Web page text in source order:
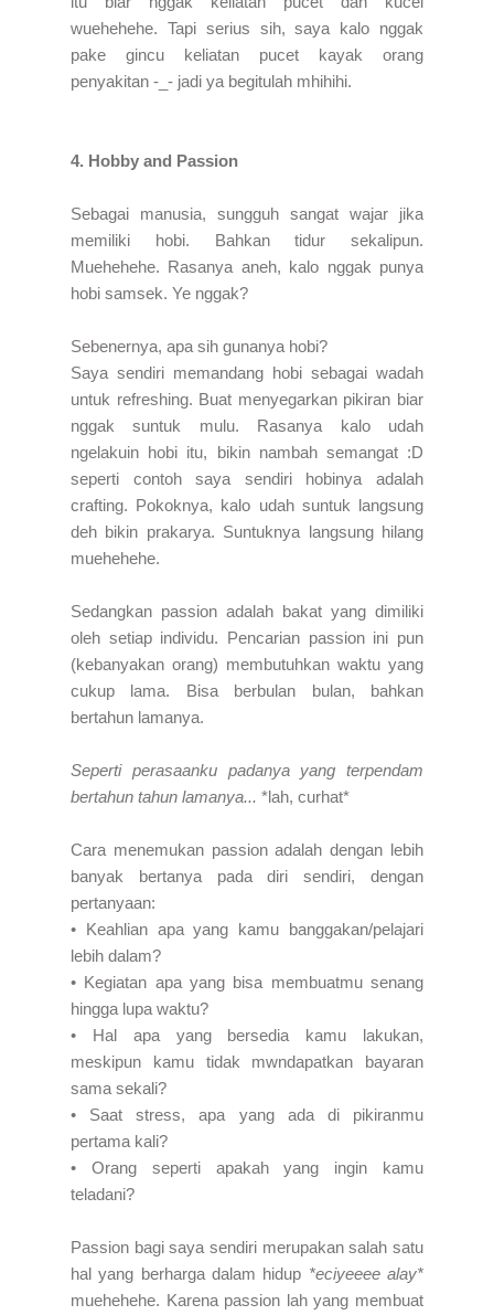
wuehehehe. Tapi serius sih, saya kalo nggak
pake gincu keliatan pucet kayak orang
penyakitan -_- jadi ya begitulah mhihihi.
4. Hobby and Passion
Sebagai manusia, sungguh sangat wajar jika
memiliki hobi. Bahkan tidur sekalipun.
Muehehehe. Rasanya aneh, kalo nggak punya
hobi samsek. Ye nggak?
Sebenernya, apa sih gunanya hobi?
Saya sendiri memandang hobi sebagai wadah
untuk refreshing. Buat menyegarkan pikiran biar
nggak suntuk mulu. Rasanya kalo udah
ngelakuin hobi itu, bikin nambah semangat :D
seperti contoh saya sendiri hobinya adalah
crafting. Pokoknya, kalo udah suntuk langsung
deh bikin prakarya. Suntuknya langsung hilang
muehehehe.
Sedangkan passion adalah bakat yang dimiliki
oleh setiap individu. Pencarian passion ini pun
(kebanyakan orang) membutuhkan waktu yang
cukup lama. Bisa berbulan bulan, bahkan
bertahun lamanya.
Seperti perasaanku padanya yang terpendam
bertahun tahun lamanya... *lah, curhat*
Cara menemukan passion adalah dengan lebih
banyak bertanya pada diri sendiri, dengan
pertanyaan:
• Keahlian apa yang kamu banggakan/pelajari
lebih dalam?
• Kegiatan apa yang bisa membuatmu senang
hingga lupa waktu?
• Hal apa yang bersedia kamu lakukan,
meskipun kamu tidak mwndapatkan bayaran
sama sekali?
• Saat stress, apa yang ada di pikiranmu
pertama kali?
• Orang seperti apakah yang ingin kamu
teladani?
Passion bagi saya sendiri merupakan salah satu
hal yang berharga dalam hidup *eciyeeee alay*
muehehehe. Karena passion lah yang membuat